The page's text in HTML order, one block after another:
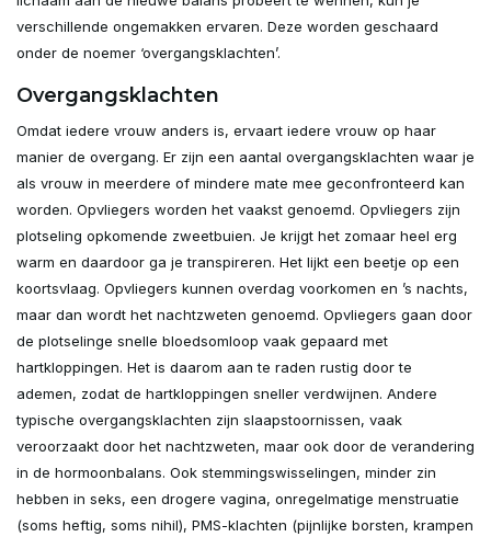
verschillende ongemakken ervaren. Deze worden geschaard
onder de noemer ‘overgangsklachten’.
Overgangsklachten
Omdat iedere vrouw anders is, ervaart iedere vrouw op haar
manier de overgang. Er zijn een aantal overgangsklachten waar je
als vrouw in meerdere of mindere mate mee geconfronteerd kan
worden. Opvliegers worden het vaakst genoemd. Opvliegers zijn
plotseling opkomende zweetbuien. Je krijgt het zomaar heel erg
warm en daardoor ga je transpireren. Het lijkt een beetje op een
koortsvlaag. Opvliegers kunnen overdag voorkomen en ’s nachts,
maar dan wordt het nachtzweten genoemd. Opvliegers gaan door
de plotselinge snelle bloedsomloop vaak gepaard met
hartkloppingen. Het is daarom aan te raden rustig door te
ademen, zodat de hartkloppingen sneller verdwijnen. Andere
typische overgangsklachten zijn slaapstoornissen, vaak
veroorzaakt door het nachtzweten, maar ook door de verandering
in de hormoonbalans. Ook stemmingswisselingen, minder zin
hebben in seks, een drogere vagina, onregelmatige menstruatie
(soms heftig, soms nihil), PMS-klachten (pijnlijke borsten, krampen